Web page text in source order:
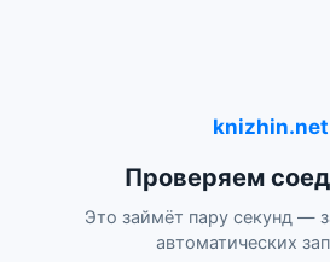
knizhin.net
Проверяем
Это займёт пару секунд —
автоматических